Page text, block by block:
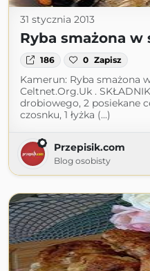
31 stycznia 2013
Ryba smażona w
186 0 Zapisz
Kamerun: Ryba smażona
Celtnet.Org.Uk .
drobiowego, 2 posiekane
czosnku, 1 łyżka (...)
Przepisik.com
Blog osobisty